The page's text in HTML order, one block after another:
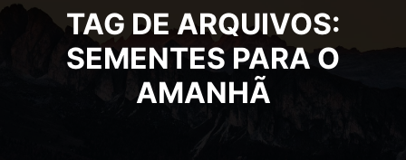
TAG DE ARQUIVOS:
SEMENTES PARA O
AMANHÃ